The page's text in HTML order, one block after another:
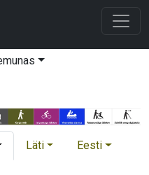
Läti Eesti